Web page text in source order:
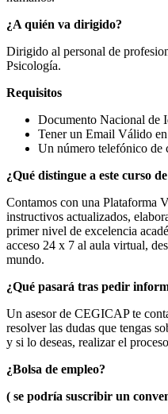
¿A quién va dirigido?
Dirigido al personal de
Psicología.
Requisitos
Documento Nacional de
Tener un Email Válido
Un número telefónico de
¿Qué distingue a este curso
Contamos con una Plataforma
instructivos actualizados,
primer nivel de excelencia
acceso 24 x 7 al aula virtual,
mundo.
¿Qué pasará tras pedir
Un asesor de CEGICAP te
resolver las dudas que tengas
y si lo deseas, realizar el
¿Bolsa de empleo?
( se podría suscribir un